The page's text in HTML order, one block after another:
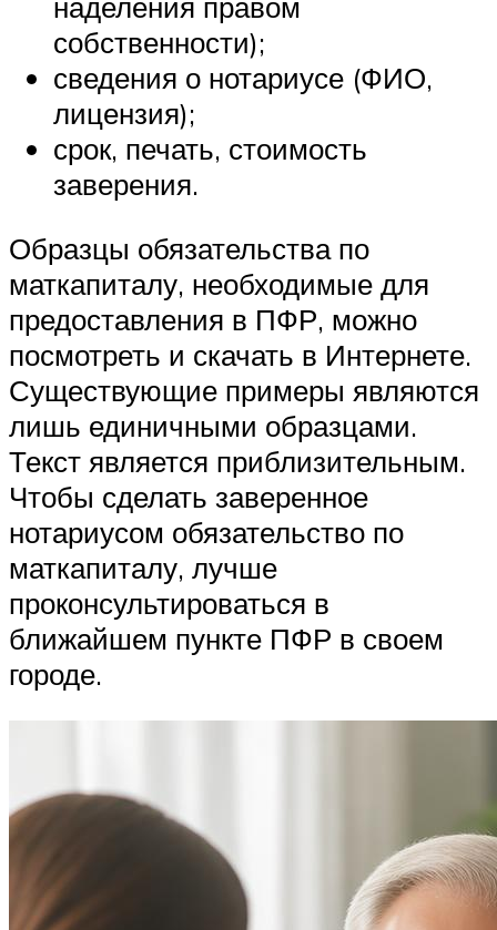
собственности);
сведения о нотариусе (ФИО,
лицензия);
срок, печать, стоимость
заверения.
Образцы обязательства по
маткапиталу, необходимые для
предоставления в ПФР, можно
посмотреть и скачать в Интернете.
Существующие примеры являются
лишь единичными образцами.
Текст является приблизительным.
Чтобы сделать заверенное
нотариусом обязательство по
маткапиталу, лучше
проконсультироваться в
ближайшем пункте ПФР в своем
городе.